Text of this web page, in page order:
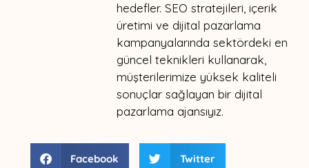
hedefler. SEO stratejileri, içerik
üretimi ve dijital pazarlama
kampanyalarında sektördeki en
güncel teknikleri kullanarak,
müşterilerimize yüksek kaliteli
sonuçlar sağlayan bir dijital
pazarlama ajansıyız.
Facebook Twitter